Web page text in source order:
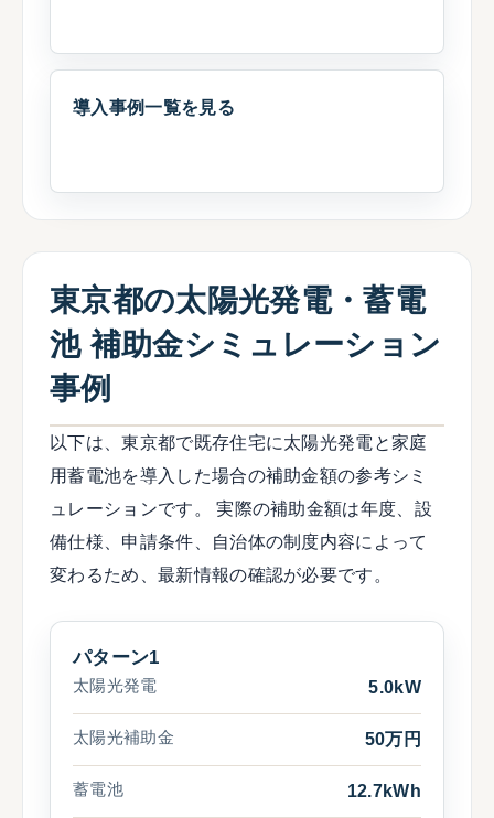
導入事例一覧を見る
東京都の太陽光発電・蓄電
池 補助金シミュレーション
事例
以下は、東京都で既存住宅に太陽光発電と家庭
用蓄電池を導入した場合の補助金額の参考シミ
ュレーションです。 実際の補助金額は年度、設
備仕様、申請条件、自治体の制度内容によって
変わるため、最新情報の確認が必要です。
パターン1
太陽光発電 5.0kW
太陽光補助金 50万円
蓄電池 12.7kWh